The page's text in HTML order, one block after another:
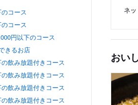
コース
コース
円以下のコース
きるお店
飲み放題付きコース
飲み放題付きコース
飲み放題付きコース
飲み放題付きコース
ネ
おい